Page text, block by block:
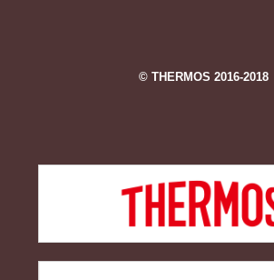
© THERMOS 2016-2018